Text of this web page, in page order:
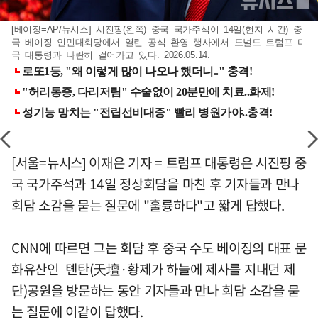
[베이징=AP/뉴시스] 시진핑(왼쪽) 중국 국가주석이 14일(현지 시간) 중
국 베이징 인민대회당에서 열린 공식 환영 행사에서 도널드 트럼프 미
국 대통령과 나란히 걸어가고 있다. 2026.05.14.
[서울=뉴시스] 이재은 기자 = 트럼프 대통령은 시진핑 중
국 국가주석과 14일 정상회담을 마친 후 기자들과 만나
회담 소감을 묻는 질문에 "훌륭하다"고 짧게 답했다.
CNN에 따르면 그는 회담 후 중국 수도 베이징의 대표 문
화유산인 톈탄(天壇·황제가 하늘에 제사를 지내던 제
단)공원을 방문하는 동안 기자들과 만나 회담 소감을 묻
는 질문에 이같이 답했다.